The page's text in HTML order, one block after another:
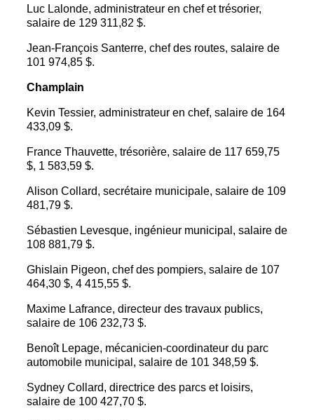
Luc Lalonde, administrateur en chef et trésorier,
salaire de 129 311,82 $.
Jean-François Santerre, chef des routes, salaire de
101 974,85 $.
Champlain
Kevin Tessier, administrateur en chef, salaire de 164
433,09 $.
France Thauvette, trésorière, salaire de 117 659,75
$, 1 583,59 $.
Alison Collard, secrétaire municipale, salaire de 109
481,79 $.
Sébastien Levesque, ingénieur municipal, salaire de
108 881,79 $.
Ghislain Pigeon, chef des pompiers, salaire de 107
464,30 $, 4 415,55 $.
Maxime Lafrance, directeur des travaux publics,
salaire de 106 232,73 $.
Benoît Lepage, mécanicien-coordinateur du parc
automobile municipal, salaire de 101 348,59 $.
Sydney Collard, directrice des parcs et loisirs,
salaire de 100 427,70 $.